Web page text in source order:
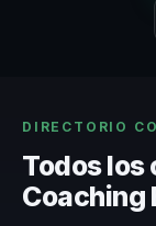
DIRECTORIO
Todos
Coaching